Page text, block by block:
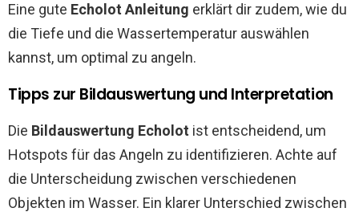
Eine gute Echolot Anleitung erklärt dir zudem, wie du
die Tiefe und die Wassertemperatur auswählen
kannst, um optimal zu angeln.
Tipps zur Bildauswertung und Interpretation
Die Bildauswertung Echolot ist entscheidend, um
Hotspots für das Angeln zu identifizieren. Achte auf
die Unterscheidung zwischen verschiedenen
Objekten im Wasser. Ein klarer Unterschied zwischen